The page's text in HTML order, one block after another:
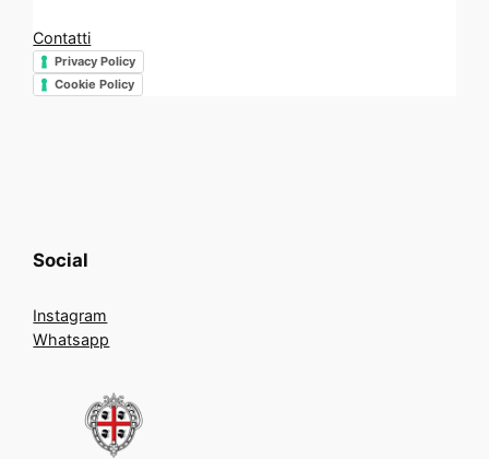
Contatti
Privacy Policy
Cookie Policy
Social
Instagram
Whatsapp